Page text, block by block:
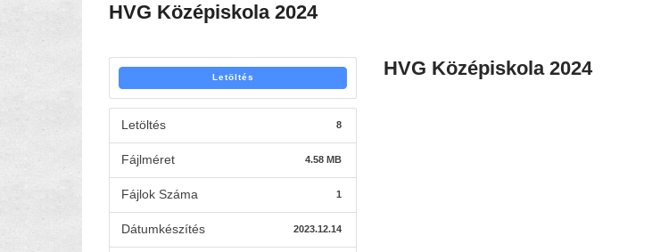
HVG Középiskola 2024
Letöltés
Letöltés 8
Fájlméret 4.58 MB
Fájlok Száma 1
Dátumkészítés 2023.12.14
HVG Középiskola 2024